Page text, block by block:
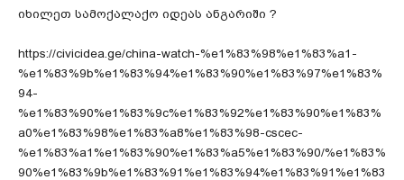
იხილეთ სამოქალაქო იდეას ანგარიში ?
https://civicidea.ge/china-watch-%e1%83%98%e1%83%a1-
%e1%83%9b%e1%83%94%e1%83%90%e1%83%97%e1%83%
94-
%e1%83%90%e1%83%9c%e1%83%92%e1%83%90%e1%83%
a0%e1%83%98%e1%83%a8%e1%83%98-cscec-
%e1%83%a1%e1%83%90%e1%83%a5%e1%83%90/%e1%83%
90%e1%83%9b%e1%83%91%e1%83%94%e1%83%91%e1%83